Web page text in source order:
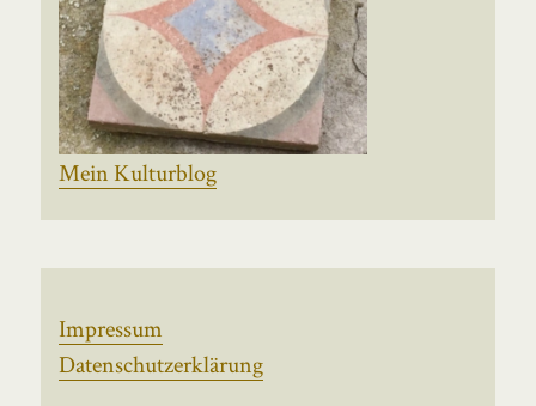
Mein Kulturblog
Impressum
Datenschutzerklärung